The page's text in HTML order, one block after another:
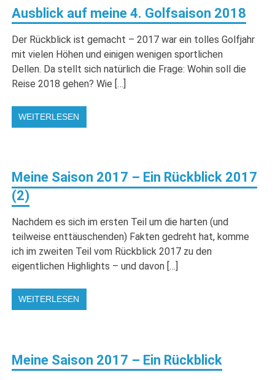
Ausblick auf meine 4. Golfsaison 2018
Der Rückblick ist gemacht – 2017 war ein tolles Golfjahr
mit vielen Höhen und einigen wenigen sportlichen
Dellen. Da stellt sich natürlich die Frage: Wohin soll die
Reise 2018 gehen? Wie […]
WEITERLESEN
Meine Saison 2017 – Ein Rückblick 2017
(2)
Nachdem es sich im ersten Teil um die harten (und
teilweise enttäuschenden) Fakten gedreht hat, komme
ich im zweiten Teil vom Rückblick 2017 zu den
eigentlichen Highlights – und davon […]
WEITERLESEN
Meine Saison 2017 – Ein Rückblick